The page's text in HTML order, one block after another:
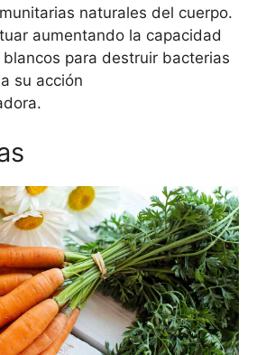
naturales del cuerpo.
aumentando la capacidad
para destruir bacterias
su acción